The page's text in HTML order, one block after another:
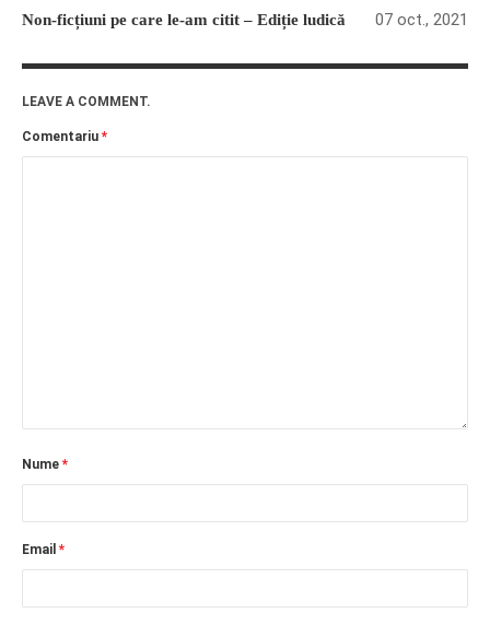
Non-ficțiuni pe care le-am citit – Ediție ludică 07 oct., 2021
LEAVE A COMMENT.
Comentariu *
Nume *
Email *